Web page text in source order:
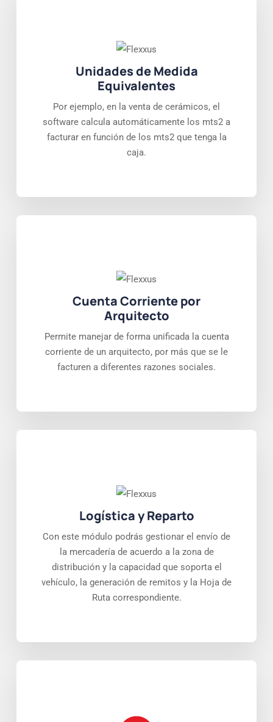
Unidades de Medida
Equivalentes
Por ejemplo, en la venta de cerámicos, el
software calcula automáticamente los mts2 a
facturar en función de los mts2 que tenga la
caja.
Cuenta Corriente por
Arquitecto
Permite manejar de forma unificada la cuenta
corriente de un arquitecto, por más que se le
facturen a diferentes razones sociales.
Logística y Reparto
Con este módulo podrás gestionar el envío de
la mercadería de acuerdo a la zona de
distribución y la capacidad que soporta el
vehículo, la generación de remitos y la Hoja de
Ruta correspondiente.